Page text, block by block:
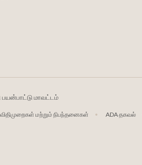
மாவட்டம்
விதிமுறைகள் மற்றும் நிபந்தனைகள் ADA தகவல்